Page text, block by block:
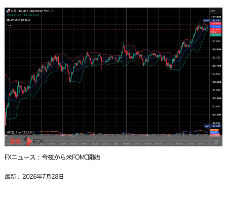
FXニュース：今夜から米FOMC開始
最新： 2026年7月28日